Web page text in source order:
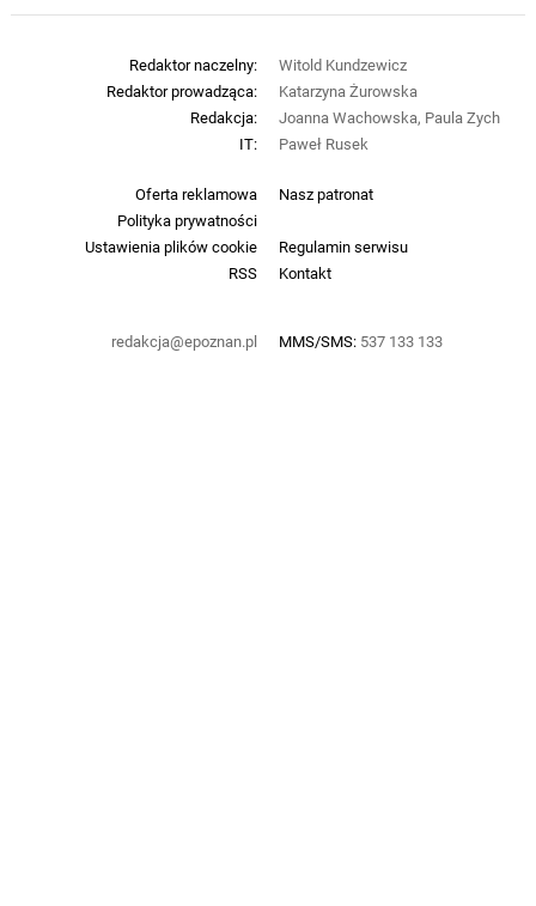
Oferta reklamowa
Nasz patronat
Polityka prywatności
Ustawienia plików cookie
Regulamin serwisu
RSS
Kontakt
redakcja@epoznan.pl MMS/SMS: 537 133 133
Redaktor naczelny:
Witold Kundzewicz
Redaktor prowadząca:
Katarzyna Żurowska
Redakcja:
Joanna Wachowska, Paula Zych
IT:
Paweł Rusek